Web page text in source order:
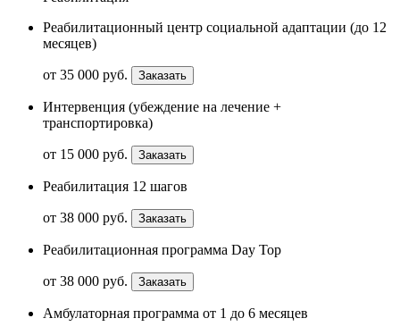
Реабилитационный центр социальной адаптации (до 12
месяцев)
от 35 000 руб. Заказать
Интервенция (убеждение на лечение +
транспортировка)
от 15 000 руб. Заказать
Реабилитация 12 шагов
от 38 000 руб. Заказать
Реабилитационная программа Day Top
от 38 000 руб. Заказать
Амбулаторная программа от 1 до 6 месяцев